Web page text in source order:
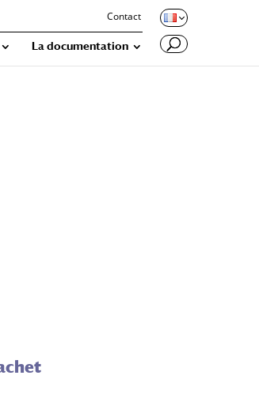
Contact
La documentation